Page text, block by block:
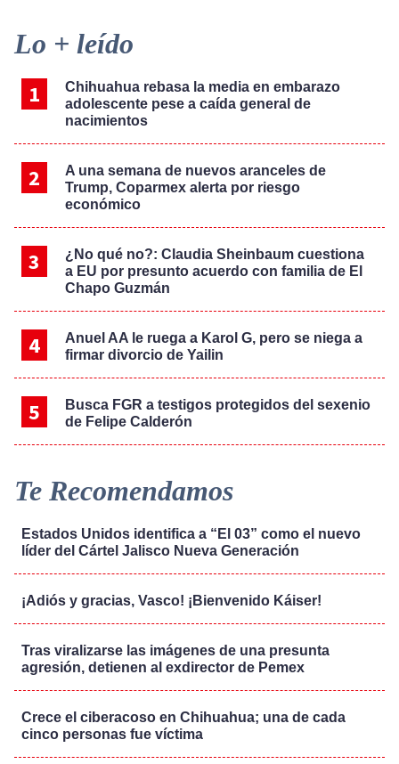
Primary
Sidebar
Lo + leído
Chihuahua rebasa la media en embarazo
adolescente pese a caída general de
nacimientos
A una semana de nuevos aranceles de
Trump, Coparmex alerta por riesgo
económico
¿No qué no?: Claudia Sheinbaum cuestiona
a EU por presunto acuerdo con familia de El
Chapo Guzmán
Anuel AA le ruega a Karol G, pero se niega a
firmar divorcio de Yailin
Busca FGR a testigos protegidos del sexenio
de Felipe Calderón
Te Recomendamos
Estados Unidos identifica a “El 03” como el nuevo
líder del Cártel Jalisco Nueva Generación
¡Adiós y gracias, Vasco! ¡Bienvenido Káiser!
Tras viralizarse las imágenes de una presunta
agresión, detienen al exdirector de Pemex
Crece el ciberacoso en Chihuahua; una de cada
cinco personas fue víctima